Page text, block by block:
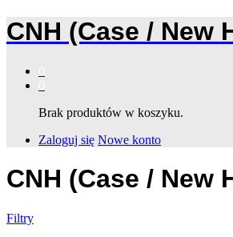
CNH (Case / New
Brak produktów w koszyku.
Zaloguj się Nowe konto
CNH (Case / New
Filtry